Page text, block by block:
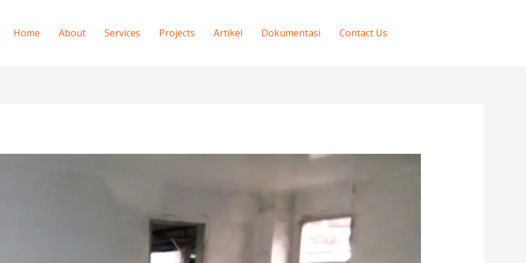
Home About Services Projects Artikel Dokumentasi Contact Us